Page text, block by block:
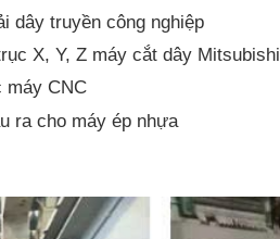
dây truyền công nghiệp
X, Y, Z máy cắt dây Mitsubishi
máy CNC
ra cho máy ép nhựa